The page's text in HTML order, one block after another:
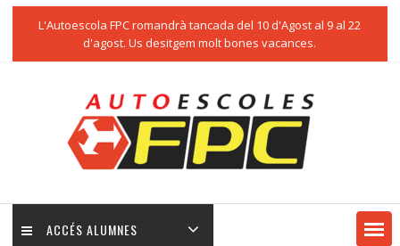
L'Autoescola FPC romandrà tancada del 10 d'Agost al 9 al 22
d'agost. Us desitgem molt bones vacances.
ACCÉS ALUMNES